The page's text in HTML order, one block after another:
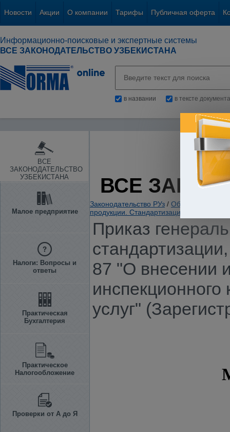
Новости Акции О компании Тарифы Публичная оферта
Информационно-поисковые и экспертные системы
ВСЕ ЗАКОНОДАТЕЛЬСТВО УЗБЕКИСТАНА
в названии в тексте документа
ВСЕ
ЗАКОНОДАТЕЛЬСТВО
УЗБЕКИСТАНА
Малое предприятие
Налоги: Вопросы и
ответы
Практическая
Бухгалтерия
Практическое
Налогообложение
Проверки от А до Я
ВСЕ
Законодательство РУз / Общие вопросы
продукции. Стандартизация.
Приказ
87 "О внесении
услуг"